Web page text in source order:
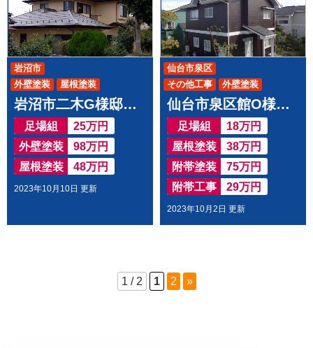
岩沼市二木G様邸で 屋根外壁塗装工事させて頂きました
足場組
25万円
外壁塗装
98万円
屋根塗装
48万円
2023年10月10日 更新
外壁塗装 屋根塗装
岩沼市
仙台市泉区館O様邸で 屋根外壁塗装工事させて頂きました
足場組
18万円
屋根塗装
38万円
附帯塗装
75万円
附帯工事
29万円
2023年10月2日 更新
その他工事
外壁塗装
屋根塗装
仙台市泉区
1 / 2 1 2 »